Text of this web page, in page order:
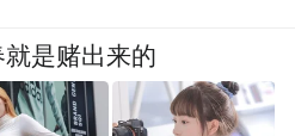
是赌出来的